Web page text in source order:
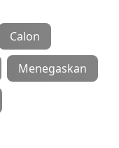
Calon
Menegaskan